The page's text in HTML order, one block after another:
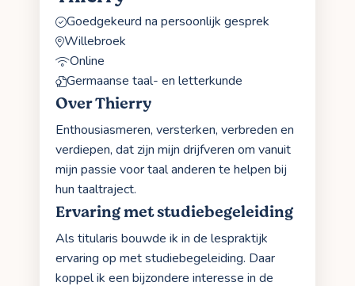
Goedgekeurd na persoonlijk gesprek
Willebroek
Online
Germaanse taal- en letterkunde
Over Thierry
Enthousiasmeren, versterken, verbreden en
verdiepen, dat zijn mijn drijfveren om vanuit
mijn passie voor taal anderen te helpen bij
hun taaltraject.
Ervaring met studiebegeleiding
Als titularis bouwde ik in de lespraktijk
ervaring op met studiebegeleiding. Daar
koppel ik een bijzondere interesse in de